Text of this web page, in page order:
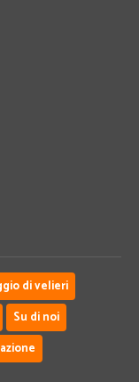
di velieri
Su di noi